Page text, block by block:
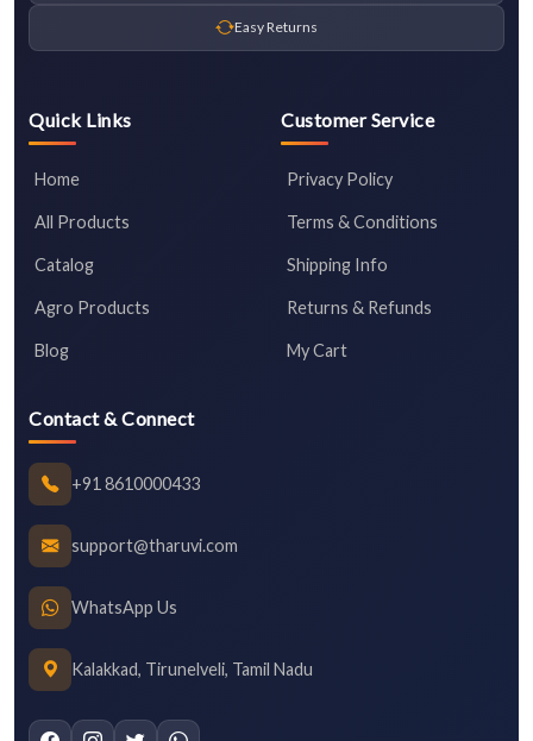
Easy Returns
Quick Links
Home
All Products
Catalog
Agro Products
Blog
Customer Service
Privacy Policy
Terms & Conditions
Shipping Info
Returns & Refunds
My Cart
Contact & Connect
+91 8610000433
support@tharuvi.com
WhatsApp Us
Kalakkad, Tirunelveli, Tamil Nadu